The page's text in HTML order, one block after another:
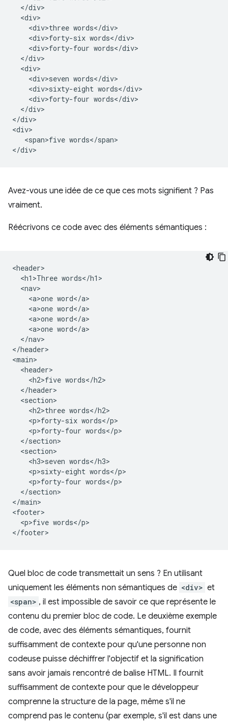
  </div>
  <div>
    <div>three words</div>
    <div>forty-six words</div>
    <div>forty-four words</div>
  </div>
  <div>
    <div>seven words</div>
    <div>sixty-eight words</div>
    <div>forty-four words</div>
  </div>
</div>
<div>
   <span>five words</span>
Avez-vous une idée de ce que ces mots signifient ? Pas
vraiment.
Réécrivons ce code avec des éléments sémantiques :
<header>
  <h1>Three words</h1>
  <nav>
    <a>one word</a>
    <a>one word</a>
    <a>one word</a>
    <a>one word</a>
  </nav>
</header>
<main>
  <header>
    <h2>five words</h2>
  </header>
  <section>
    <h2>three words</h2>
    <p>forty-six words</p>
    <p>forty-four words</p>
  </section>
  <section>
    <h3>seven words</h3>
    <p>sixty-eight words</p>
    <p>forty-four words</p>
  </section>
</main>
<footer>
  <p>five words</p>
Quel bloc de code transmettait un sens ? En utilisant
uniquement les éléments non sémantiques de <div> et
<span> , il est impossible de savoir ce que représente le
contenu du premier bloc de code. Le deuxième exemple
de code, avec des éléments sémantiques, fournit
suffisamment de contexte pour qu'une personne non
codeuse puisse déchiffrer l'objectif et la signification
sans avoir jamais rencontré de balise HTML. Il fournit
suffisamment de contexte pour que le développeur
comprenne la structure de la page, même s'il ne
comprend pas le contenu (par exemple, s'il est dans une